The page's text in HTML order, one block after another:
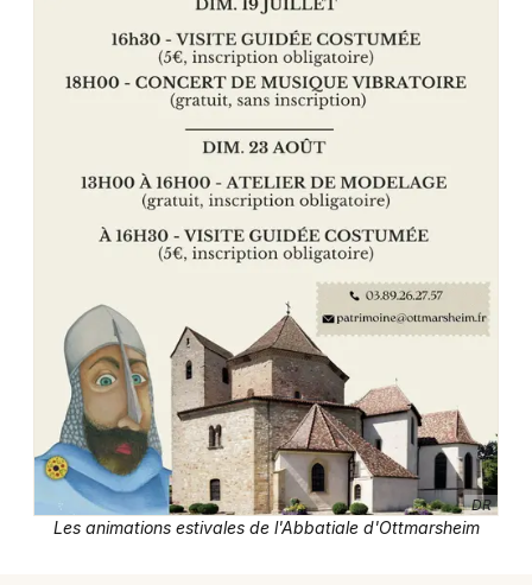
Actualités en Alsace
Actualités dans le Grand Est
Jeux concours
Artistes en tournée
Actus à Mulhouse
Magazine à Mulhouse
Actus tourisme & loisirs DR
Les animations estivales de l'Abbatiale d'Ottmarsheim